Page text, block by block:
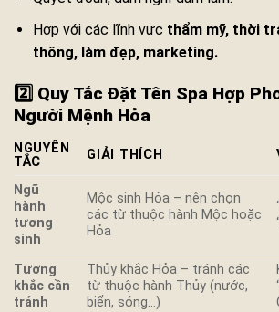
Hợp với các lĩnh vực thẩm mỹ, thời
thông, làm đẹp, marketing.
2️⃣ Quy Tắc Đặt Tên Spa Hợp
Người Mệnh Hỏa
NGUYÊN
TẮC
GIẢI THÍCH
Ngũ
hành
tương
sinh
Mộc sinh Hỏa – nên chọn
các từ thuộc hành Mộc hoặc
Hỏa
Tương
khắc cần
tránh
Thủy khắc Hỏa – tránh các
từ thuộc hành Thủy (nước,
biển, sóng…)